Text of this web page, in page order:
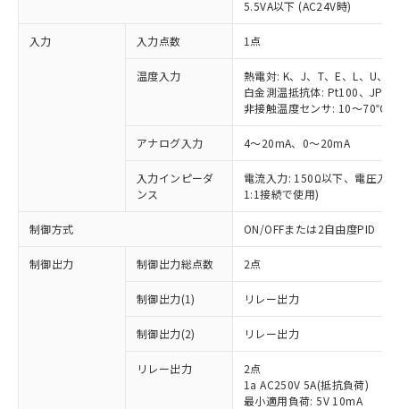
5.5VA以下 (AC24V時)
入力 入力点数 1点
温度入力
熱電対: K、J、T、E、L、U、
白金測温抵抗体: Pt100、
非接触温度センサ: 10～70℃
アナログ入力 4～20mA、0～20mA
入力インピーダ
ンス
電流入力: 150Ω以下、電圧入
1:1接続で使用)
制御方式 ON/OFFまたは2自由度PID（
制御出力 制御出力総点数 2点
制御出力(1) リレー出力
制御出力(2) リレー出力
リレー出力
2点
1a AC250V 5A(抵抗負荷)
最小適用負荷: 5V 10mA